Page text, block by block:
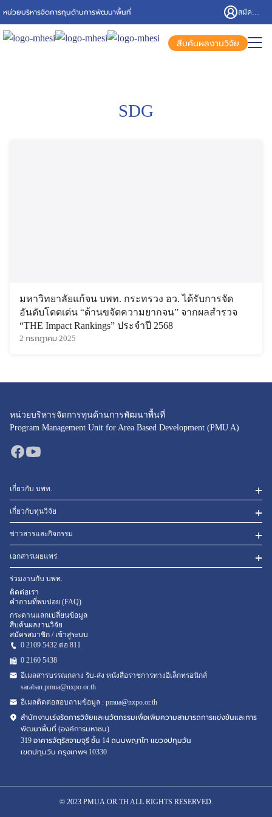
หน่วยบริหารจัดการทุนด้านการพัฒนาพื้นที่
สืบค้นผลงานวิจัย
SDG
มหาวิทยาลัยแก้จน บพท. กระทรวง อว. ได้รับการจัด
อันดับโดดเด่น “ด้านขจัดความยากจน” จากผลสำรวจ
“THE Impact Rankings” ประจำปี 2568
2 กรกฎาคม 2025
หน่วยบริหารจัดการทุนด้านการพัฒนาพื้นที่
Program Management Unit for Area Based Development (PMU A)
เกี่ยวกับ บพท.
เกี่ยวกับทุนวิจัย
ข่าวสารและกิจกรรม
เอกสารเผยแพร่
ร่วมงานกับ บพท.
ติดต่อเรา
คำถามที่พบบ่อย (FAQ)
กระดานแลกเปลี่ยนข้อมูล
สืบค้นผลงานวิจัย
สมัครสมาชิก / เข้าสู่ระบบ
0 2109 5432 ต่อ 811
0 2160 5438
อีเมลสารบรรณกลาง รับ-ส่ง หนังสือราชการทางอิเล็กทรอนิกส์
saraban.pmua@nxpo.or.th
อีเมลติดต่อสอบถามข้อมูล : pmua@nxpo.or.th
สำนักงานเร่งรัดการวิจัยและนวัตกรรมเพื่อเพิ่มความสามารถการแข่งขันและการ
พัฒนาพื้นที่ (องค์การมหาชน)
319 อาคารจัตุรัสจามจุรี ชั้น 14 ถนนพญาไท แขวงปทุมวัน
เขตปทุมวัน กรุงเทพฯ 10330
© 2023 PMUA.OR.TH ALL RIGHTS RESERVED.